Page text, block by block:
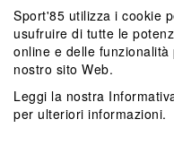
Sport'85 utilizza i cookie
usufruire di tutte le
online e delle
nostro sito Web.
Leggi la nostra
per ulteriori informazioni.